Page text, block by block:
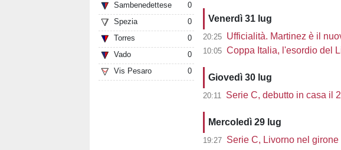
Sambenedettese
0
Spezia
0
Torres
0
Vado
0
Vis Pesaro
0
Venerdì 31 lug
20:25 Ufficialità. Martinez è il nuovo
10:05 Coppa Italia, l'esordio del
Giovedì 30 lug
20:11 Serie C, debutto in casa il
Mercoledì 29 lug
19:27 Serie C, Livorno nel